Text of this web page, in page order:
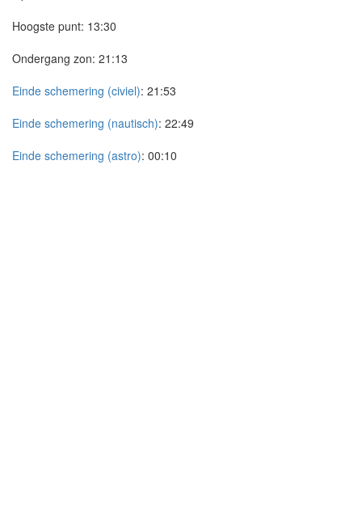
Hoogste punt: 13:30
Ondergang zon: 21:13
Einde schemering (civiel): 21:53
Einde schemering (nautisch): 22:49
Einde schemering (astro): 00:10